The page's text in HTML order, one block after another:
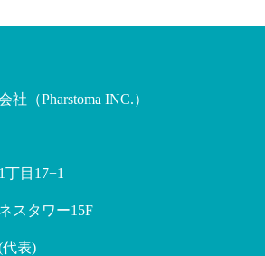
（Pharstoma INC.）
目17−1
スタワー15F
代表)